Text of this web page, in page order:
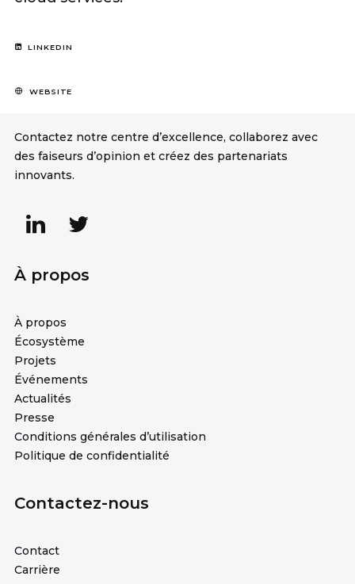
LINKEDIN
WEBSITE
Contactez notre centre d’excellence, collaborez avec
des faiseurs d’opinion et créez des partenariats
innovants.
À propos
À propos
Écosystème
Projets
Événements
Actualités
Presse
Conditions générales d’utilisation
Politique de confidentialité
Contactez-nous
Contact
Carrière